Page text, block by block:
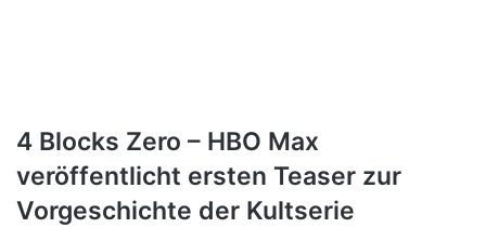
4 Blocks Zero – HBO Max
veröffentlicht ersten Teaser zur
Vorgeschichte der Kultserie